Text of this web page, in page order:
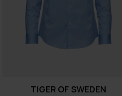
TIGER OF SWEDEN